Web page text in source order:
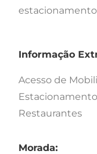
Informação
Acesso de
Restaurantes
Morada: